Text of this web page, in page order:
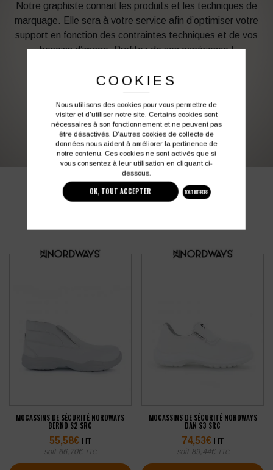
Notre graphiste connait les produits et les techniques de
marquage. Elle sera à votre service afin d’optimiser votre
support en fonction des contraintes techniques et de vos
besoins d’image. Profitez de son expérience !
Vous souhaitez avoir plus d’informations ?
03 27 28 87 86 contact@colbleu.fr
PRODUITS SIMILAIRES
MOCASSINS DE SÉCURITÉ NORDWAYS
BERND S2 SRC
55,58€ HT
soit 66,70€ TTC
MOCASSINS DE SÉCURITÉ NORDWAYS
DAN S3 SRC
74,53€ HT
soit 89,44€ TTC
COOKIES
Nous utilisons des cookies pour vous permettre de
visiter et d'utiliser notre site. Certains cookies sont
nécessaires à son fonctionnement et ne peuvent pas
être désactivés. D'autres cookies de collecte de
données nous aident à améliorer la pertinence de
notre contenu. Ces cookies ne sont activés que si
vous consentez à leur utilisation en cliquant ci-
dessous.
OK, TOUT ACCEPTER TOUT INTERDIRE